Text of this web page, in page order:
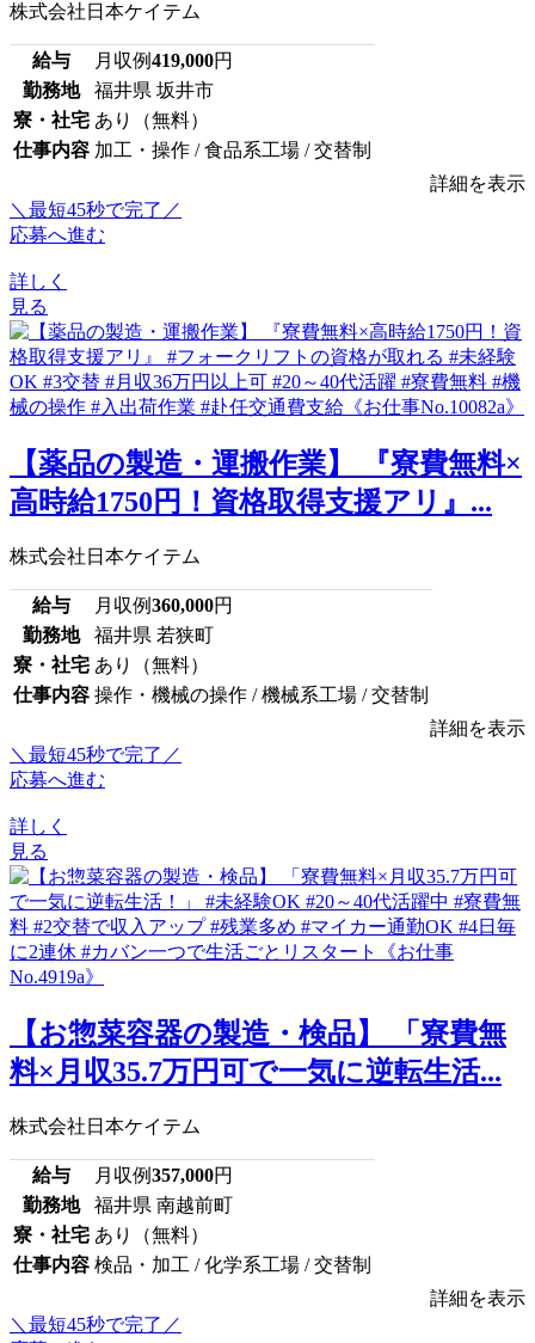
株式会社日本ケイテム
給与 月収例419,000円
勤務地
福井県 坂井市
寮・社宅 あり（無料）
仕事内容 加工・操作 / 食品系工場 / 交替制
詳細を表示
＼最短45秒で完了／
応募へ進む
詳しく
見る
【薬品の製造・運搬作業】 『寮費無料×
高時給1750円！資格取得支援アリ』...
株式会社日本ケイテム
給与 月収例360,000円
勤務地
福井県 若狭町
寮・社宅 あり（無料）
仕事内容 操作・機械の操作 / 機械系工場 / 交替制
詳細を表示
＼最短45秒で完了／
応募へ進む
詳しく
見る
【お惣菜容器の製造・検品】 「寮費無
料×月収35.7万円可で一気に逆転生活...
株式会社日本ケイテム
給与 月収例357,000円
勤務地
福井県 南越前町
寮・社宅 あり（無料）
仕事内容 検品・加工 / 化学系工場 / 交替制
詳細を表示
＼最短45秒で完了／